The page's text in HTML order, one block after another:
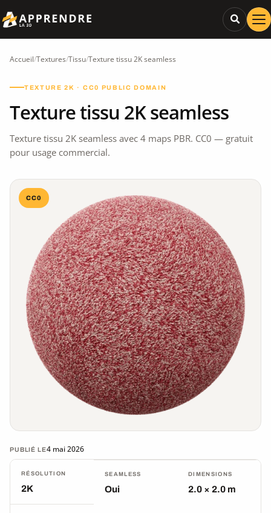
Accueil/Textures/Tissu/Texture tissu 2K seamless
TEXTURE 2K · CC0 PUBLIC DOMAIN
Texture tissu 2K seamless
Texture tissu 2K seamless avec 4 maps PBR. CC0 — gratuit
pour usage commercial.
CC0
PUBLIÉ LE4 mai 2026
RÉSOLUTION
2K
SEAMLESS
Oui
DIMENSIONS
2.0 × 2.0 m